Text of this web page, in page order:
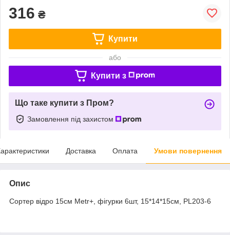
316 ₴
Купити
або
Купити з
Що таке купити з Пром?
Замовлення під захистом
Доставка Оплата Умови повернення
Опис
Сортер відро 15см Metr+, фігурки 6шт, 15*14*15см, PL203-6